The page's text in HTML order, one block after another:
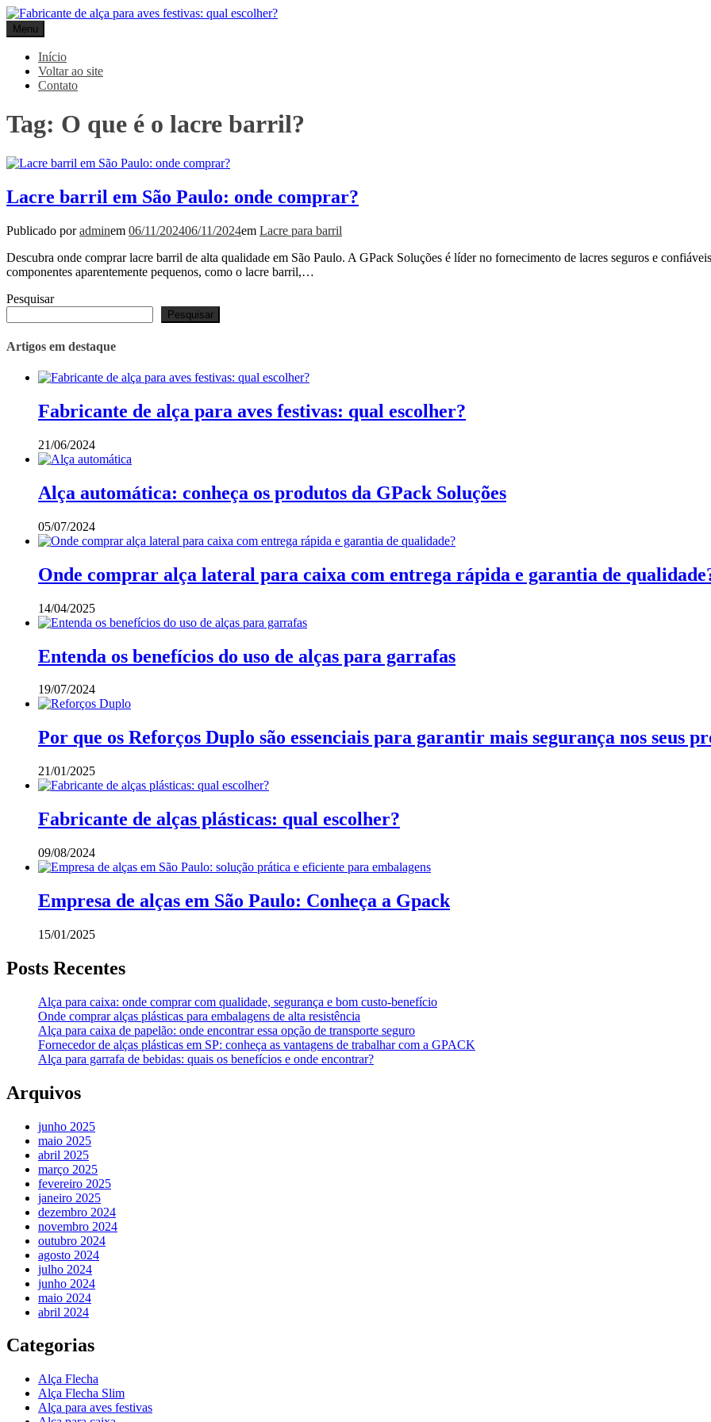
Pular
para
o
conteúdo
Gpack
Menu
Início
Voltar ao site
Contato
Tag: O que é o lacre barril?
Lacre barril em São Paulo: onde comprar?
Publicado poradminem 06/11/202406/11/2024em Lacre para barril
Descubra onde comprar lacre barril de alta qualidade em São Paulo. A GPack Soluções é líder no fornecimento de lacres seguros e
componentes aparentemente pequenos, como o lacre barril,…
Pesquisar
Pesquisar
Artigos em destaque
Fabricante de alça para aves festivas: qual escolher?
21/06/2024
Alça automática: conheça os produtos da GPack Soluções
05/07/2024
Onde comprar alça lateral para caixa com entrega rápida e garantia de
14/04/2025
Entenda os benefícios do uso de alças para garrafas
19/07/2024
Por que os Reforços Duplo são essenciais para garantir mais segurança nos seus
21/01/2025
Fabricante de alças plásticas: qual escolher?
09/08/2024
Empresa de alças em São Paulo: Conheça a Gpack
15/01/2025
Posts Recentes
Alça para caixa: onde comprar com qualidade, segurança e bom custo-benefício
Onde comprar alças plásticas para embalagens de alta resistência
Alça para caixa de papelão: onde encontrar essa opção de transporte seguro
Fornecedor de alças plásticas em SP: conheça as vantagens de trabalhar com a GPACK
Alça para garrafa de bebidas: quais os benefícios e onde encontrar?
Arquivos
junho 2025
maio 2025
abril 2025
março 2025
fevereiro 2025
janeiro 2025
dezembro 2024
novembro 2024
outubro 2024
agosto 2024
julho 2024
junho 2024
maio 2024
abril 2024
Categorias
Alça Flecha
Alça Flecha Slim
Alça para aves festivas